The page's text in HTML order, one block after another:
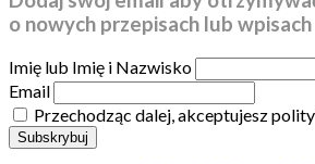
o nowych przepisach lub wpisach
Imię lub Imię i Nazwisko
Email
Przechodząc dalej, akceptujesz